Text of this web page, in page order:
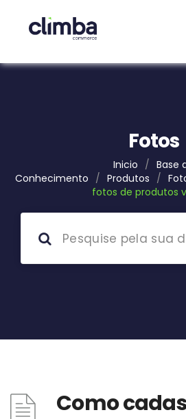
Fotos
Inicio / Base
Conhecimento / Produtos /
fotos de produtos
Como